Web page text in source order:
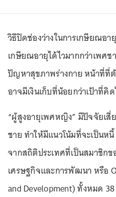
วิธีปิดช่องว่างในการเกษียณอ
เกษียณอายุได้ไวมากกว่าเพศ
ปัญหาสุขภาพร่างกาย หน้าที่ที่
อาจมีเงินเก็บที่น้อยกว่าเป้าที่คิ
“ผู้สูงอายุเพศหญิง” มีปัจจัยเสี่
ชาย ทำให้มีแนวโน้มที่จะเป็นห
จากสถิติประเทศที่เป็นสมาชิกข
เศรษฐกิจและการพัฒนา หรือ
and Development) ทั้งหมด